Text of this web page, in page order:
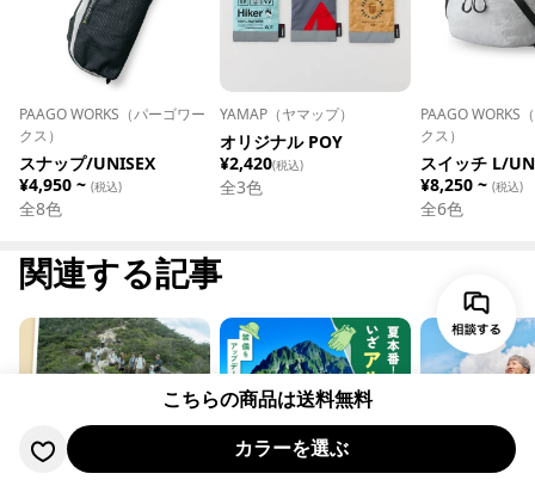
PAAGO WORKS（パーゴワー
クス）
スナップ/UNISEX
¥4,950 ~ (税込)
全8色
YAMAP（ヤマップ）
オリジナル POY
¥2,420(税込)
全3色
PAAGO WORKS
クス）
スイッチ L/
¥8,250 ~ (税込)
全6色
関連する記事
こちらの商品は送料無料
カラーを選ぶ